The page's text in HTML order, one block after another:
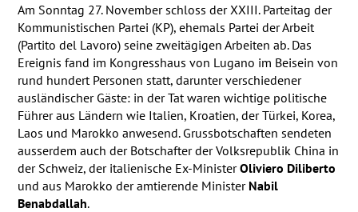
Am Sonntag 27. November schloss der XXIII. Parteitag der
Kommunistischen Partei (KP), ehemals Partei der Arbeit
(Partito del Lavoro) seine zweitägigen Arbeiten ab. Das
Ereignis fand im Kongresshaus von Lugano im Beisein von
rund hundert Personen statt, darunter verschiedener
ausländischer Gäste: in der Tat waren wichtige politische
Führer aus Ländern wie Italien, Kroatien, der Türkei, Korea,
Laos und Marokko anwesend. Grussbotschaften sendeten
ausserdem auch der Botschafter der Volksrepublik China in
der Schweiz, der italienische Ex-MinisterOliviero Diliberto
und aus Marokko der amtierende Minister Nabil
Benabdallah.